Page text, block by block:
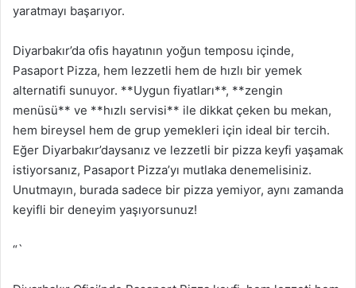
yaratmayı başarıyor.
Diyarbakır’da ofis hayatının yoğun temposu içinde,
Pasaport Pizza, hem lezzetli hem de hızlı bir yemek
alternatifi sunuyor. **Uygun fiyatları**, **zengin
menüsü** ve **hızlı servisi** ile dikkat çeken bu mekan,
hem bireysel hem de grup yemekleri için ideal bir tercih.
Eğer Diyarbakır’daysanız ve lezzetli bir pizza keyfi yaşamak
istiyorsanız, Pasaport Pizza’yı mutlaka denemelisiniz.
Unutmayın, burada sadece bir pizza yemiyor, aynı zamanda
keyifli bir deneyim yaşıyorsunuz!
“`